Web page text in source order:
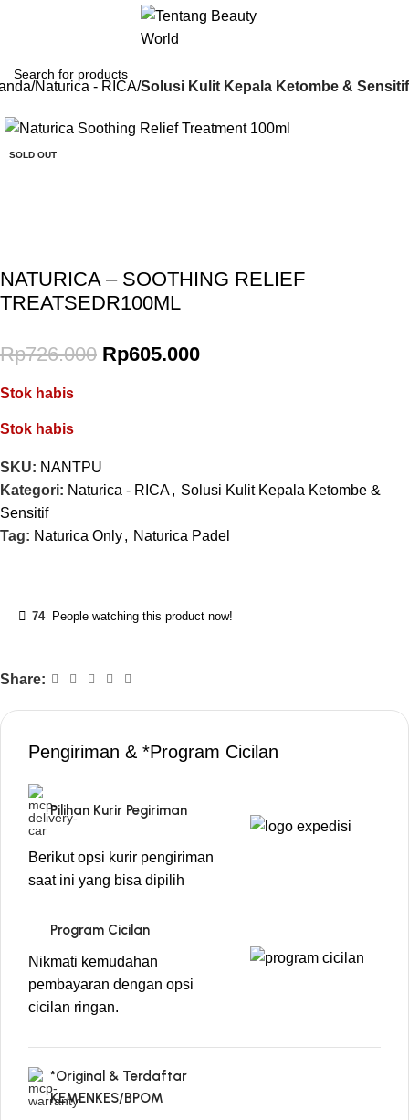
Naturica - RICA Solusi Kulit Kepala Ketombe & Sensitif
-17%
SOLD OUT
NATURICA – SOOTHING RELIEF
TREATSEDR100ML
Rp726.000 Rp605.000
Stok habis
Stok habis
SKU: NANTPU
Kategori: Naturica - RICA, Solusi Kulit Kepala Ketombe &
Sensitif
Tag: Naturica Only, Naturica Padel
74 People watching this product now!
Share:
Pengiriman & *Program Cicilan
Pilihan Kurir Pegiriman
Berikut opsi kurir pengiriman
saat ini yang bisa dipilih
Program Cicilan
Nikmati kemudahan
pembayaran dengan opsi
cicilan ringan.
*Original & Terdaftar
KEMENKES/BPOM